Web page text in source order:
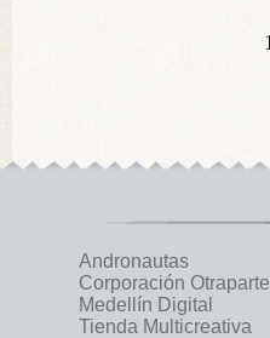
Andronautas
Corporación Otraparte
Medellín Digital
Tienda Multicreativa